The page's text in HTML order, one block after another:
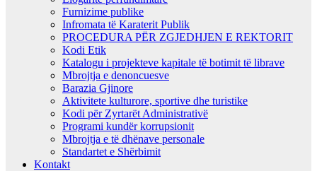
Furnizime publike
Infromata të Karaterit Publik
PROCEDURA PËR ZGJEDHJEN E REKTORIT
Kodi Etik
Katalogu i projekteve kapitale të botimit të librave
Mbrojtja e denoncuesve
Barazia Gjinore
Aktivitete kulturore, sportive dhe turistike
Kodi për Zyrtarët Administrativë
Programi kundër korrupsionit
Mbrojtja e të dhënave personale
Standartet e Shërbimit
Kontakt